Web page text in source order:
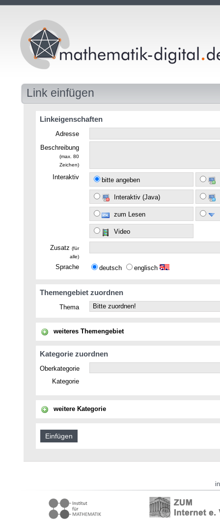
Link einfügen
Linkeigenschaften
Adresse
Beschreibung
(max. 80
Zeichen)
Interaktiv bitte angeben
Interaktiv (Java)
zum Lesen
Video
Zusatz (für
alle)
Sprache deutsch englisch
Themengebiet zuordnen
Thema
weiteres Themengebiet
Kategorie zuordnen
Oberkategorie
Kategorie
weitere Kategorie